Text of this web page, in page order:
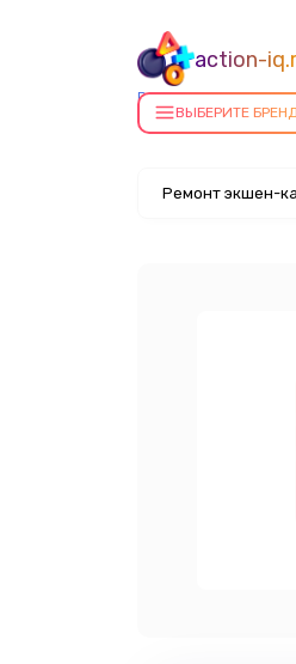
action-
Ремонт экшен-камер в
ВЫБЕРИТЕ
Ремонт экшен-